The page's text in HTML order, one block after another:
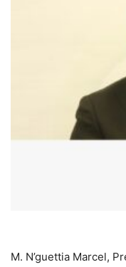
M. N’guettia Marcel,